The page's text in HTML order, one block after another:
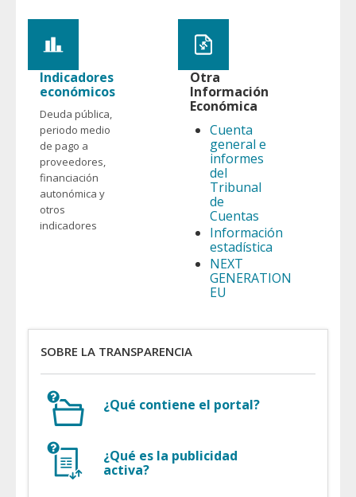
Indicadores
económicos
Deuda pública,
periodo medio
de pago a
proveedores,
financiación
autonómica y
otros
indicadores
Otra
Información
Económica
Cuenta
general e
informes
del
Tribunal
de
Cuentas
Información
estadística
NEXT
GENERATION
EU
SOBRE LA TRANSPARENCIA
¿Qué contiene el portal?
¿Qué es la publicidad
activa?